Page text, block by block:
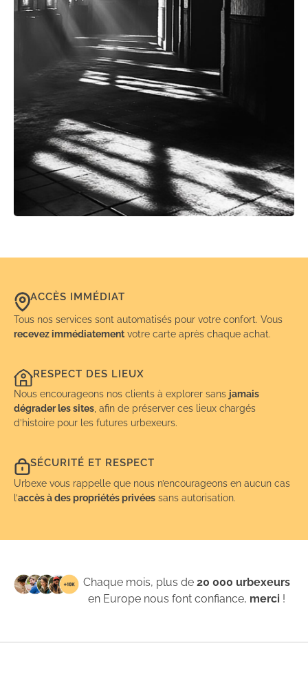
ACCÈS IMMÉDIAT
Tous nos services sont automatisés pour votre confort. Vous
recevez immédiatement votre carte après chaque achat.
RESPECT DES LIEUX
Nous encourageons nos clients à explorer sans jamais
dégrader les sites , afin de préserver ces lieux chargés
d’histoire pour les futures urbexeurs.
SÉCURITÉ ET RESPECT
Urbexe vous rappelle que nous n’encourageons en aucun cas
l’accès à des propriétés privées sans autorisation.
Chaque mois, plus de20 000 urbexeurs
en Europe nous font confiance, merci !